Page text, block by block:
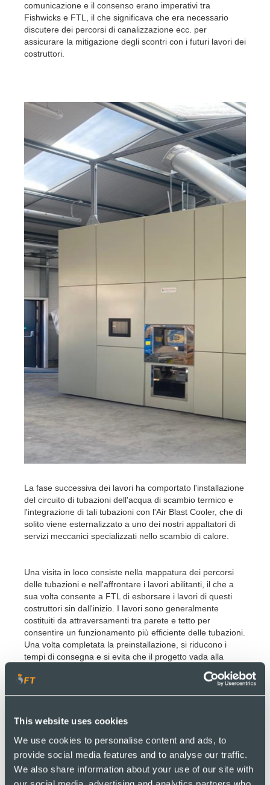
This website uses cookies
We use cookies to personalise content and ads, to
provide social media features and to analyse our traffic.
We also share information about your use of our site with
comunicazione e il consenso erano imperativi tra
Fishwicks e FTL, il che significava che era necessario
discutere dei percorsi di canalizzazione ecc. per
assicurare la mitigazione degli scontri con i futuri lavori dei
costruttori.
La fase successiva dei lavori ha comportato l'installazione
del circuito di tubazioni dell'acqua di scambio termico e
l'integrazione di tali tubazioni con l'Air Blast Cooler, che di
solito viene esternalizzato a uno dei nostri appaltatori di
servizi meccanici specializzati nello scambio di calore.
Una visita in loco consiste nella mappatura dei percorsi
delle tubazioni e nell'affrontare i lavori abilitanti, il che a
sua volta consente a FTL di esborsare i lavori di questi
costruttori sin dall'inizio. I lavori sono generalmente
costituiti da attraversamenti tra parete e tetto per
consentire un funzionamento più efficiente delle tubazioni.
Una volta completata la preinstallazione, si riducono i
tempi di consegna e si evita che il progetto vada alla
imprevisti. L'impresa edile, in questo caso Fishwick's, sarà
generalmente presi in considerazione durante la fase di
prodotto dal nuovo processo di abbattimento dei
crematori, i lavori in loco di solito includevano
l'installazione di un modulo di recupero del calore
dedicato (scambiatore di calore a piastre) che il cliente